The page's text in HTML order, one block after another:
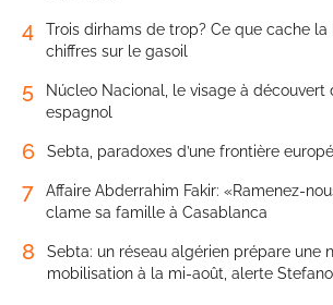
4
Trois dirhams de trop? Ce que cache
chiffres sur le gasoil
5
Núcleo Nacional, le visage à découvert
espagnol
6 Sebta, paradoxes d’une frontière
7
Affaire Abderrahim Fakir: «Ramenez-
clame sa famille à Casablanca
8
Sebta: un réseau algérien prépare une
mobilisation à la mi-août, alerte